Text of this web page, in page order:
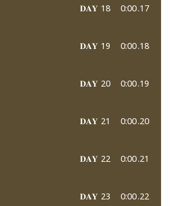
17.
𝐃𝐀𝐘 18 0:00
18.
𝐃𝐀𝐘 19 0:00
19.
𝐃𝐀𝐘 20 0:00
20.
𝐃𝐀𝐘 21 0:00
21.
𝐃𝐀𝐘 22 0:00
22.
𝐃𝐀𝐘 23 0:00